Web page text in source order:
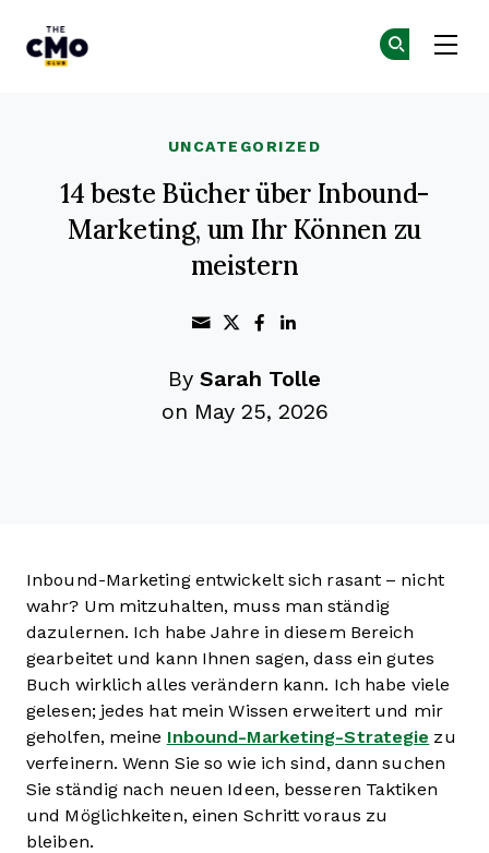
UNCATEGORIZED
14 beste Bücher über Inbound-
Marketing, um Ihr Können zu
meistern
Share through Email
Print this page
Share on Twitter
Share on Facebook
By Sarah Tolle
on May 25, 2026
Inbound-Marketing entwickelt sich rasant – nicht
wahr? Um mitzuhalten, muss man ständig
dazulernen. Ich habe Jahre in diesem Bereich
gearbeitet und kann Ihnen sagen, dass ein gutes
Buch wirklich alles verändern kann. Ich habe viele
gelesen; jedes hat mein Wissen erweitert und mir
geholfen, meine Inbound-Marketing-Strategie zu
verfeinern. Wenn Sie so wie ich sind, dann suchen
Sie ständig nach neuen Ideen, besseren Taktiken
und Möglichkeiten, einen Schritt voraus zu
bleiben.